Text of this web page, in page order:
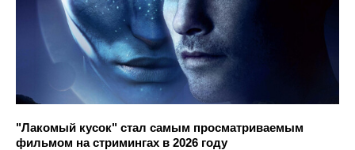
"Лакомый кусок" стал самым просматриваемым
фильмом на стримингах в 2026 году